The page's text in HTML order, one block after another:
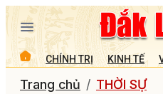
CHÍNH TRỊ KINH TẾ
Trang chủ THỜI SỰ